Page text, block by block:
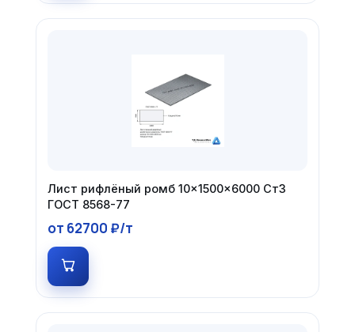
Лист рифлёный ромб 10×1500×6000 Ст3
ГОСТ 8568-77
от 62700 ₽/т